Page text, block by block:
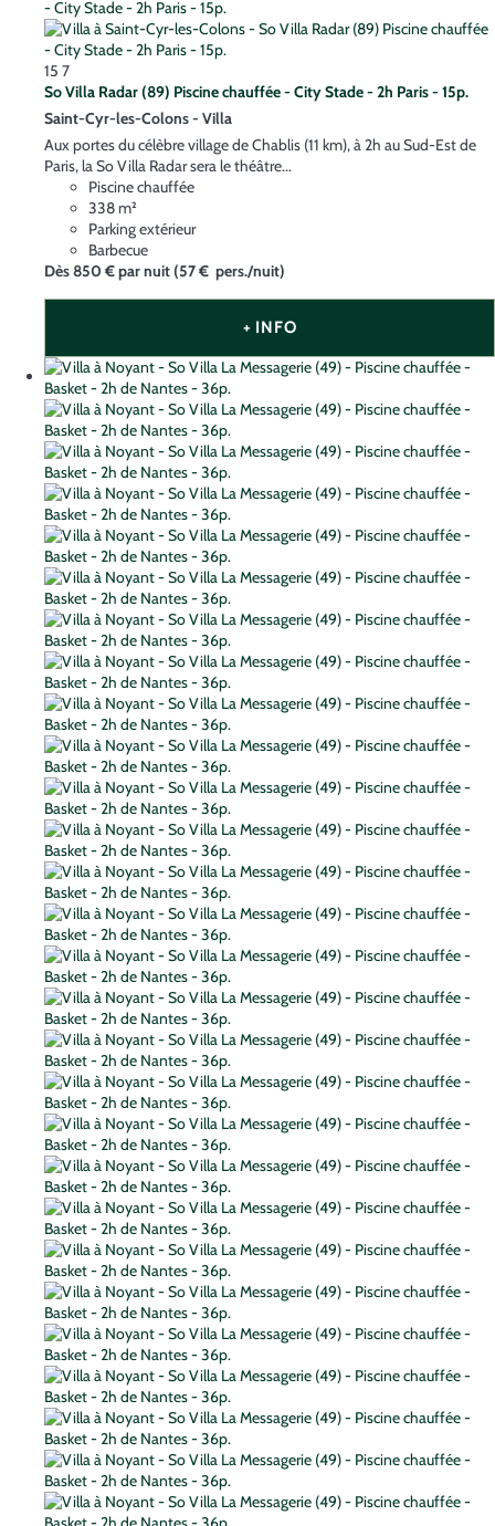
15 7
So Villa Radar (89) Piscine chauffée - City Stade - 2h Paris - 15p.
Saint-Cyr-les-Colons - Villa
Aux portes du célèbre village de Chablis (11 km), à 2h au Sud-Est de
Paris, la So Villa Radar sera le théâtre...
Piscine chauffée
338 m²
Parking extérieur
Barbecue
Dès850 €par nuit(57 € pers./nuit)
+ INFO